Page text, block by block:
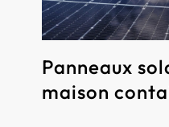
Panneaux
maison